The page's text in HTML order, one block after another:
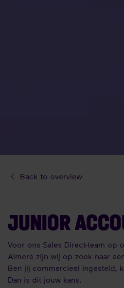
Back to overview
JUNIOR
Voor ons Sales Direct-team op
Almere zijn wij op zoek naar
Ben jij commercieel ingesteld,
Dan is dit jouw kans.